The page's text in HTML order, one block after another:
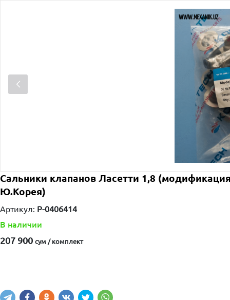
Сальники клапанов Ласетти 1,8
Ю.Корея)
Артикул: P-0406414
В наличии
207 900 сум / комплект